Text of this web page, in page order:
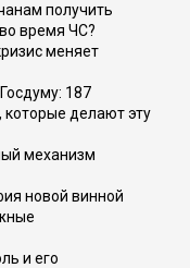
получить
время ЧС?
меняет
187
делают эту
механизм
новой винной
и его